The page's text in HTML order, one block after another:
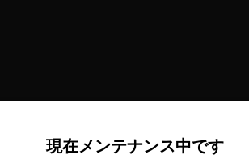
現在メンテナンス中です